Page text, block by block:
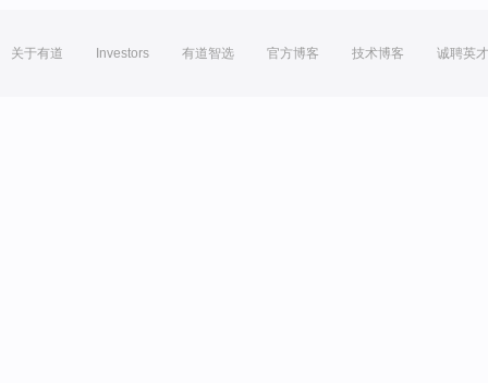
关于有道 Investors 有道智选 官方博客 技术博客 诚聘英才